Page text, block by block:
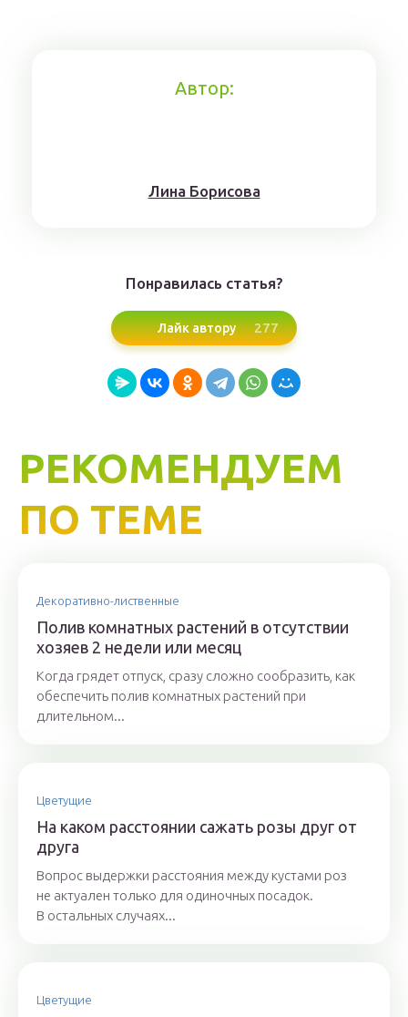
Автор:
Лина Борисoвa
Понравилась статья?
Лайк автору 277
РЕКОМЕНДУЕМ
ПО ТЕМЕ
Декоративно-лиственные
Полив комнатных растений в отсутствии
хозяев 2 недели или месяц
Когда грядет отпуск, сразу сложно сообразить, как
обеспечить полив комнатных растений при
длительном...
Цветущие
На каком расстоянии сажать розы друг от
друга
Вопрос выдержки расстояния между кустами роз
не актуален только для одиночных посадок.
В остальных случаях...
Цветущие